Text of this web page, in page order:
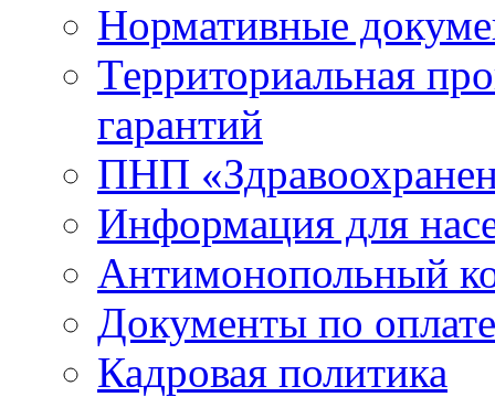
Нормативные
Территориальная
гарантий
ПНП
Информация для
Антимонопольный
Документы по
Кадровая политика